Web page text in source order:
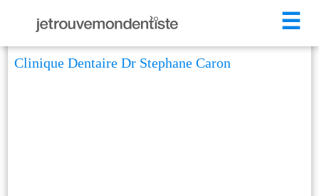
☰
Clinique Dentaire Dr Stephane Caron